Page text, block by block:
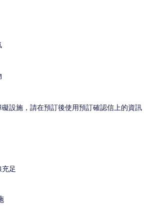
設施，請在預訂後使用預訂確認信上的資訊
足